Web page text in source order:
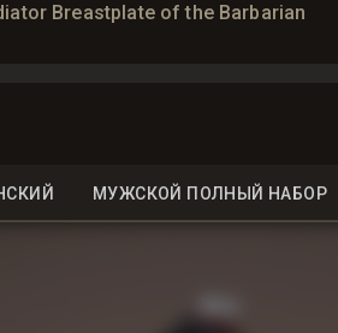
Breastplate of the Barbarian
МУЖСКОЙ ПОЛНЫЙ НАБОР